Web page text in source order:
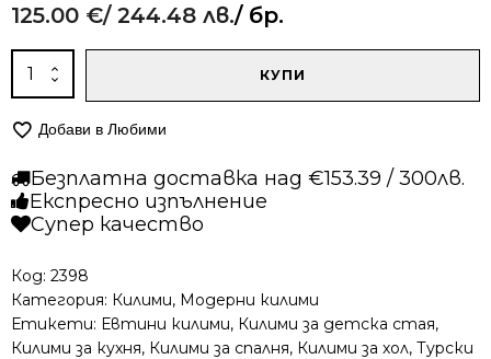
125.00 €/ 244.48 лв./ бр.
количество
килим
Ирис
591
Сив
КУПИ
Добави в Любими
Безплатна доставка над €153.39 / 300лв.
Експресно изпълнение
Супер качество
Код: 2398
Категория: Килими, Модерни килими
Етикети: Евтини килими, Килими за детска стая,
Килими за кухня, Килими за спалня, Килими за хол, Турски